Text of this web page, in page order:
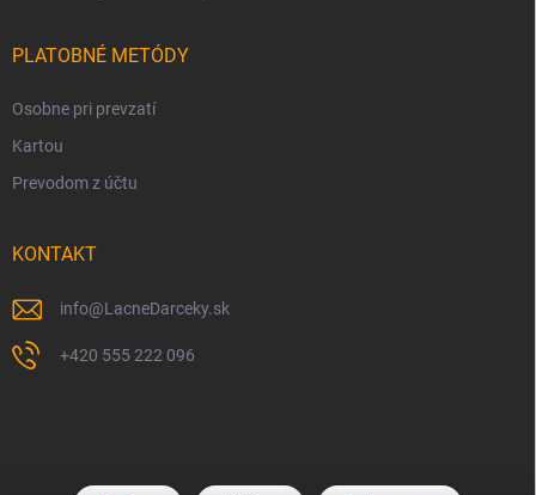
PLATOBNÉ METÓDY
Osobne pri prevzatí
Kartou
Prevodom z účtu
KONTAKT
info@LacneDarceky.sk
+420 555 222 096